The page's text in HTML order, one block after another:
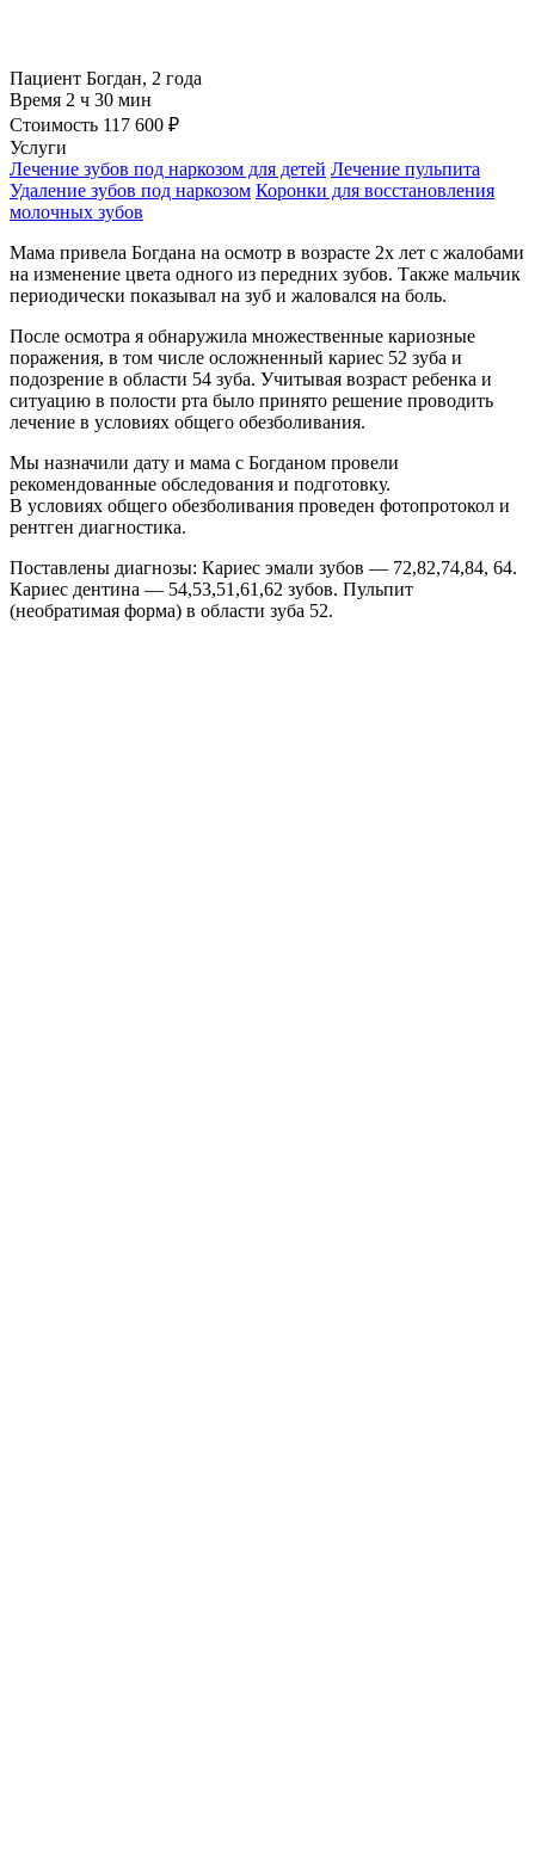
Пациент Богдан, 2 года
Время 2 ч 30 мин
Стоимость 117 600 ₽
Услуги
Лечение зубов под наркозом для детей Лечение пульпита
Удаление зубов под наркозом Коронки для восстановления
молочных зубов
Мама привела Богдана на осмотр в возрасте 2х лет с жалобами
на изменение цвета одного из передних зубов. Также мальчик
периодически показывал на зуб и жаловался на боль.
После осмотра я обнаружила множественные кариозные
поражения, в том числе осложненный кариес 52 зуба и
подозрение в области 54 зуба. Учитывая возраст ребенка и
ситуацию в полости рта было принято решение проводить
лечение в условиях общего обезболивания.
Мы назначили дату и мама с Богданом провели
рекомендованные обследования и подготовку.
В условиях общего обезболивания проведен фотопротокол и
рентген диагностика.
Поставлены диагнозы: Кариес эмали зубов — 72,82,74,84, 64.
Кариес дентина — 54,53,51,61,62 зубов. Пульпит
(необратимая форма) в области зуба 52.